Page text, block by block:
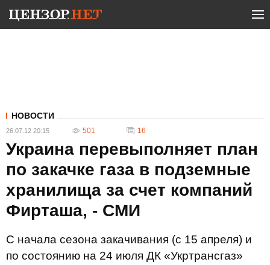
НОВОСТИ
26.07.12 20:15 501 16
Украина перевыполняет план
по закачке газа в подземные
хранилища за счет компаний
Фирташа, - СМИ
С начала сезона закачивания (с 15 апреля) и
по состоянию на 24 июля ДК «Укртрансгаз»